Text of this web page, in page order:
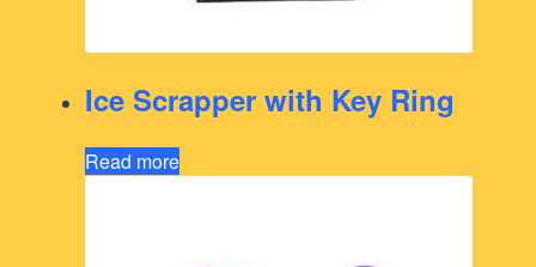
Ice Scrapper with Key Ring
Read more